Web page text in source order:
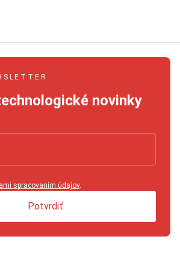
novinky
spracovaním údajov.
Potvrdiť